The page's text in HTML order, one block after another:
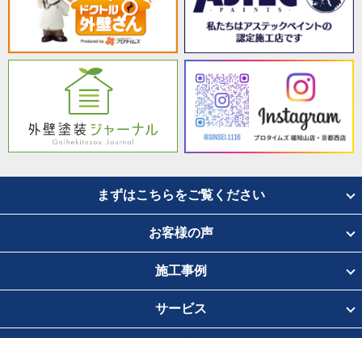
まずはこちらをご覧ください
お客様の声
施工事例
サービス